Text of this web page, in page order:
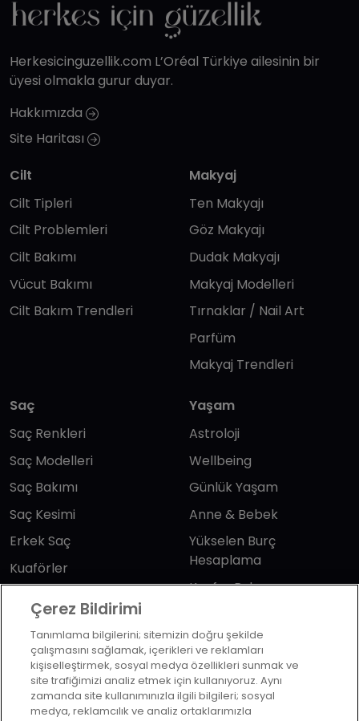
Herkesicinguzellik.com L’Oréal Türkiye ailesinin bir
üyesi olmakla gurur duyar.
Hakkımızda
Site Haritası
Cilt
Cilt Tipleri
Cilt Problemleri
Cilt Bakımı
Vücut Bakımı
Cilt Bakım Trendleri
Makyaj
Ten Makyajı
Göz Makyajı
Dudak Makyajı
Makyaj Modelleri
Tırnaklar / Nail Art
Parfüm
Makyaj Trendleri
Saç
Saç Renkleri
Saç Modelleri
Saç Bakımı
Saç Kesimi
Erkek Saç
Kuaförler
Yaşam
Astroloji
Wellbeing
Günlük Yaşam
Anne & Bebek
Yükselen Burç
Hesaplama
Kuafor Bulma
Bizi takip edin
Çerez Bildirimi
Tanımlama bilgilerini; sitemizin doğru şekilde
çalışmasını sağlamak, içerikleri ve reklamları
kişiselleştirmek, sosyal medya özellikleri sunmak ve
site trafiğimizi analiz etmek için kullanıyoruz. Aynı
zamanda site kullanımınızla ilgili bilgileri; sosyal
medya, reklamcılık ve analiz ortaklarımızla